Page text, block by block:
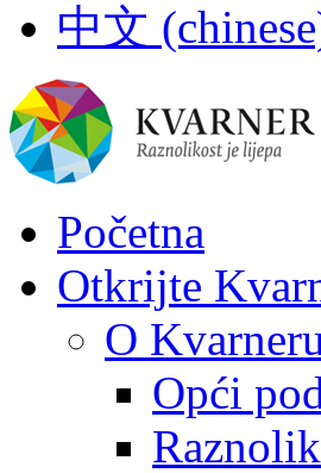
中文
Početna
Otkrijte
O
Opći